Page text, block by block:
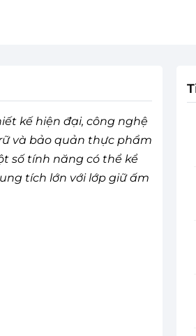
kế hiện đại, công nghệ
và bảo quản thực phẩm
số tính năng có thể kể
tích lớn với lớp giữ ấm